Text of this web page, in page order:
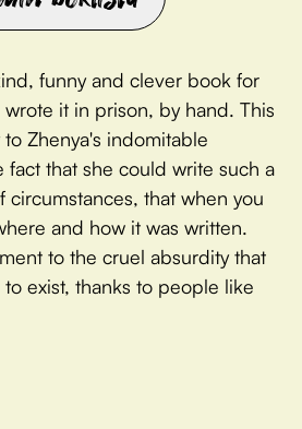
funny and clever book for
it in prison, by hand. This
Zhenya's indomitable
fact that she could write such a
circumstances, that when you
and how it was written.
to the cruel absurdity that
exist, thanks to people like